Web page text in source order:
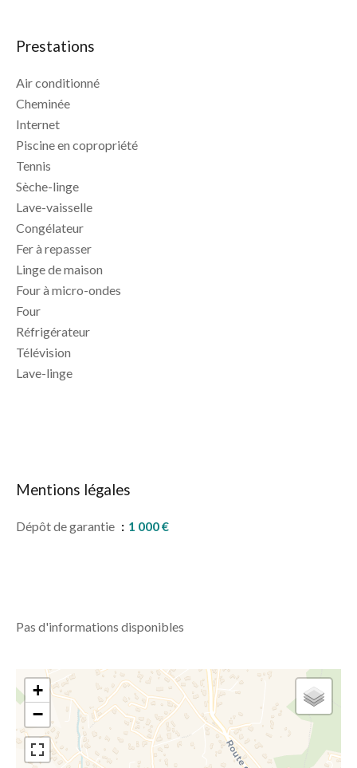
Prestations
Air conditionné
Cheminée
Internet
Piscine en copropriété
Tennis
Sèche-linge
Lave-vaisselle
Congélateur
Fer à repasser
Linge de maison
Four à micro-ondes
Four
Réfrigérateur
Télévision
Lave-linge
Mentions légales
Dépôt de garantie 1 000 €
Pas d'informations disponibles
+
−